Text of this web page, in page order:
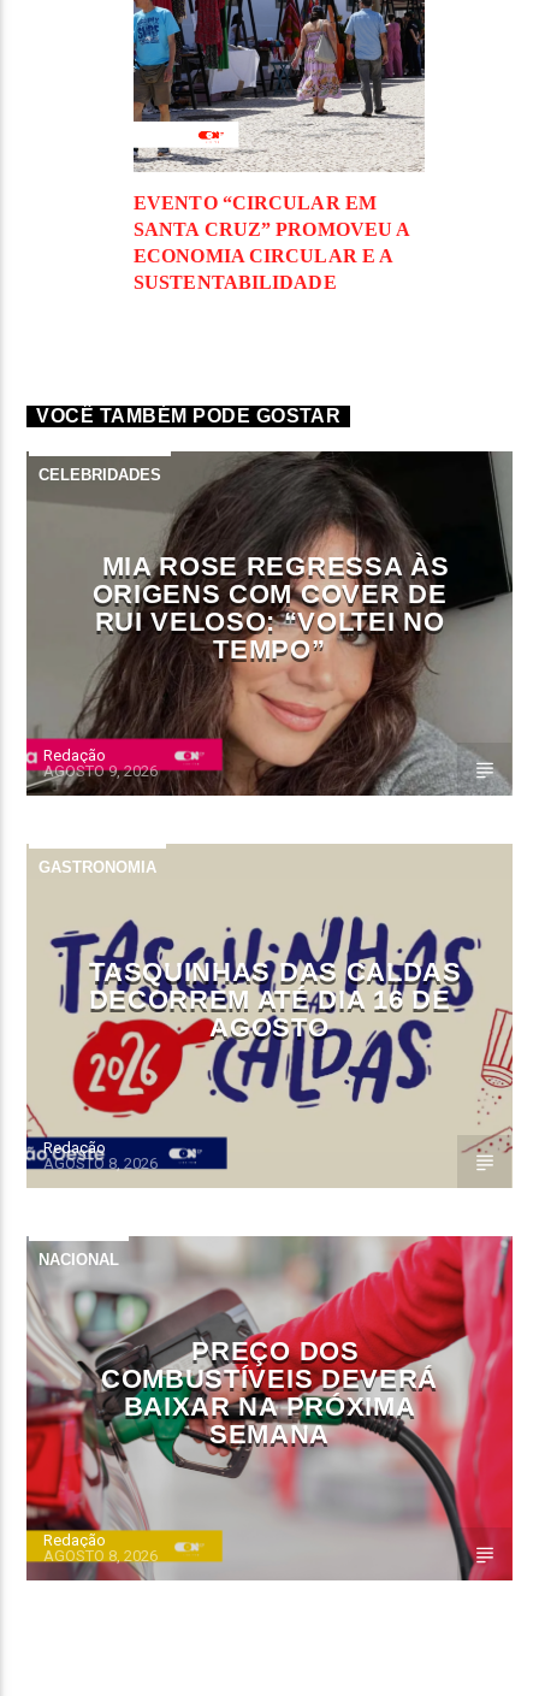
EVENTO “CIRCULAR EM
SANTA CRUZ” PROMOVEU A
ECONOMIA CIRCULAR E A
SUSTENTABILIDADE
VOCÊ TAMBÉM PODE GOSTAR
CELEBRIDADES
MIA ROSE REGRESSA ÀS
ORIGENS COM COVER DE
RUI VELOSO: “VOLTEI NO
TEMPO”
Redação
AGOSTO 9, 2026
GASTRONOMIA
TASQUINHAS DAS CALDAS
DECORREM ATÉ DIA 16 DE
AGOSTO
Redação
AGOSTO 8, 2026
NACIONAL
PREÇO DOS
COMBUSTÍVEIS DEVERÁ
BAIXAR NA PRÓXIMA
SEMANA
Redação
AGOSTO 8, 2026